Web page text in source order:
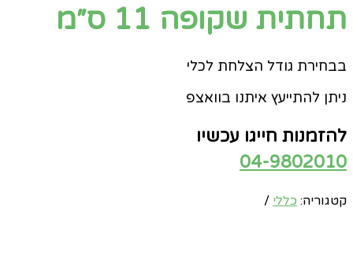
תחתית שקופה 11 ס״מ
בבחירת גודל הצלחת לכלי
ניתן להתייעץ איתנו בוואצפ
להזמנות חייגו עכשיו
04-9802010
קטגוריה: כללי